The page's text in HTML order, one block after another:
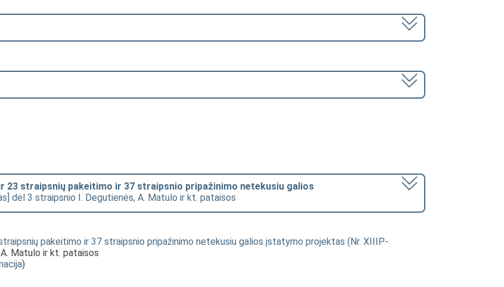
23 straipsnių pakeitimo ir 37 straipsnio pripažinimo netekusiu galios
] dėl 3 straipsnio I. Degutienės, A. Matulo ir kt. pataisos
pakeitimo ir 37 straipsnio pripažinimo netekusiu galios įstatymo projektas (Nr. XIIIP-
Matulo ir kt. pataisos
)